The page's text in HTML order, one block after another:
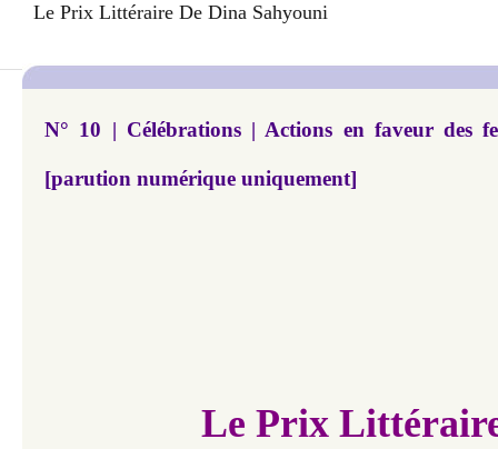
Le Prix Littéraire De Dina Sahyouni
N° 10 | Célébrations | Actions en faveur des
[parution numérique uniquement]
Le Prix